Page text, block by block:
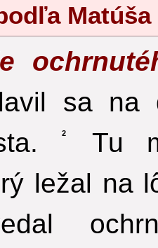
sa
2
Tu
ležal na